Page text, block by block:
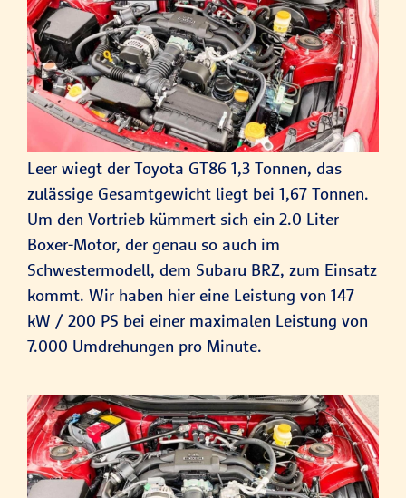
Leer wiegt der Toyota GT86 1,3 Tonnen, das
zulässige Gesamtgewicht liegt bei 1,67 Tonnen.
Um den Vortrieb kümmert sich ein 2.0 Liter
Boxer-Motor, der genau so auch im
Schwestermodell, dem Subaru BRZ, zum Einsatz
kommt. Wir haben hier eine Leistung von 147
kW / 200 PS bei einer maximalen Leistung von
7.000 Umdrehungen pro Minute.